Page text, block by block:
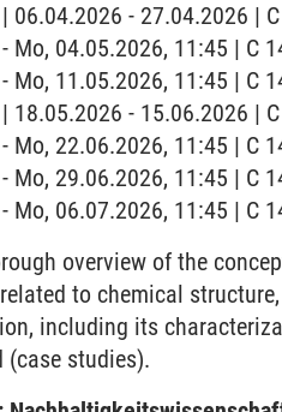
- 27.04.2026 |
04.05.2026, 11:45 | C
11.05.2026, 11:45 | C
- 15.06.2026 |
22.06.2026, 11:45 | C
29.06.2026, 11:45 | C
06.07.2026, 11:45 | C
overview of the
to chemical
including its
(case studies).